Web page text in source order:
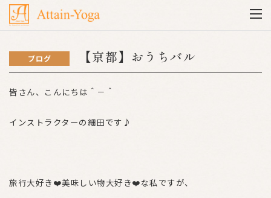
ブログ 【京都】おうちバル
皆さん、こんにちは＾－＾
インストラクターの細田です♪
旅行大好き❤️美味しい物大好き❤️な私ですが、